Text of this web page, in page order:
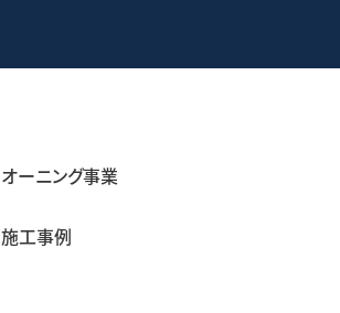
オーニング事業
施工事例